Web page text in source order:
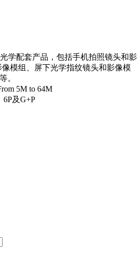
学配套产品，包括手机拍照镜头和影
模组、屏下光学指纹镜头和影像模
。
5M to 64M
及G+P